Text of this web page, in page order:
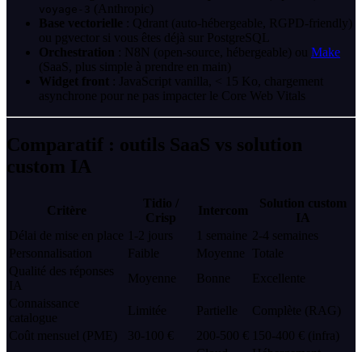
voyage-3 (Anthropic)
Base vectorielle : Qdrant (auto-hébergeable, RGPD-friendly)
ou pgvector si vous êtes déjà sur PostgreSQL
Orchestration : N8N (open-source, hébergeable) ou Make
(SaaS, plus simple à prendre en main)
Widget front : JavaScript vanilla, < 15 Ko, chargement
asynchrone pour ne pas impacter le Core Web Vitals
Comparatif : outils SaaS vs solution
custom IA
Critère
Tidio /
Crisp
Intercom
Solution custom
IA
Délai de mise en place 1-2 jours 1 semaine
2-4 semaines
Personnalisation
Faible Moyenne
Totale
Qualité des réponses
IA
Moyenne Bonne
Excellente
Connaissance
catalogue
Limitée Partielle
Complète (RAG)
Coût mensuel (PME)
30-100 € 200-500 €
150-400 € (infra)